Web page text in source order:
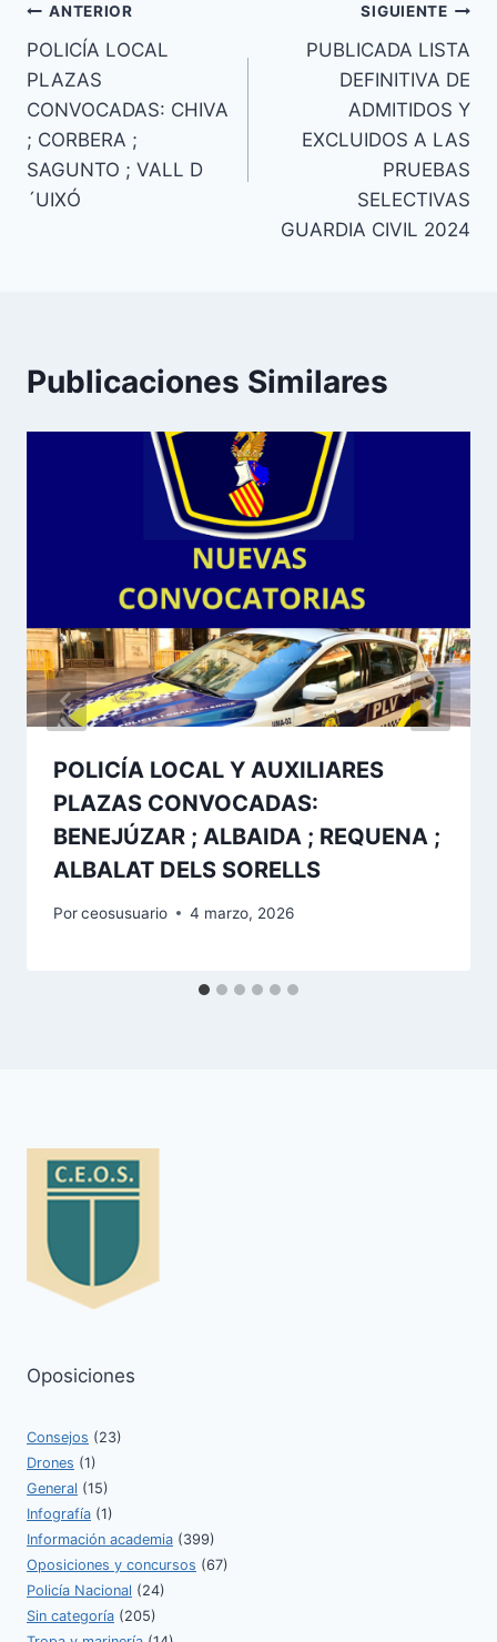
Navegación
de
entradas
ANTERIOR
POLICÍA LOCAL
PLAZAS
CONVOCADAS: CHIVA
; CORBERA ;
SAGUNTO ; VALL D
´UIXÓ
SIGUIENTE
PUBLICADA LISTA
DEFINITIVA DE
ADMITIDOS Y
EXCLUIDOS A LAS
PRUEBAS
SELECTIVAS
GUARDIA CIVIL 2024
Publicaciones Similares
POLICÍA LOCAL Y AUXILIARES
PLAZAS CONVOCADAS:
BENEJÚZAR ; ALBAIDA ; REQUENA ;
ALBALAT DELS SORELLS
Porceosusuario 4 marzo, 2026
Oposiciones
Consejos (23)
Drones (1)
General (15)
Infografía (1)
Información academia (399)
Oposiciones y concursos (67)
Policía Nacional (24)
Sin categoría (205)